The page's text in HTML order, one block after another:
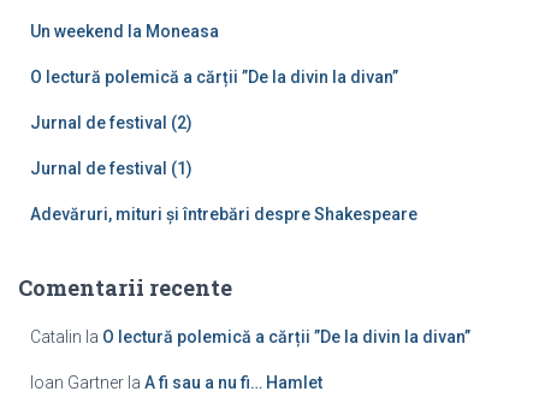
Un weekend la Moneasa
O lectură polemică a cărții ”De la divin la divan”
Jurnal de festival (2)
Jurnal de festival (1)
Adevăruri, mituri și întrebări despre Shakespeare
Comentarii recente
Catalin la O lectură polemică a cărții ”De la divin la divan”
Ioan Gartner la A fi sau a nu fi… Hamlet